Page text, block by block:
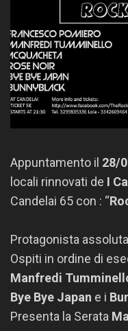
Appuntamento il 28/
locali rinnovati de I
Candelai 65 con : “
Protagonista
Ospiti in ordine di
Manfredi
Bye Bye Japan e i
Presenta la Serata